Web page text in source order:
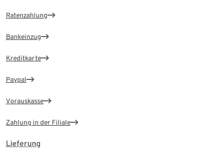
Ratenzahlung
Bankeinzug
Kreditkarte
Paypal
Vorauskasse
Zahlung in der Filiale
Lieferung